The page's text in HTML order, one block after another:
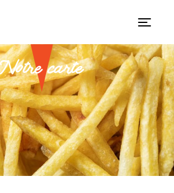
Notre carte